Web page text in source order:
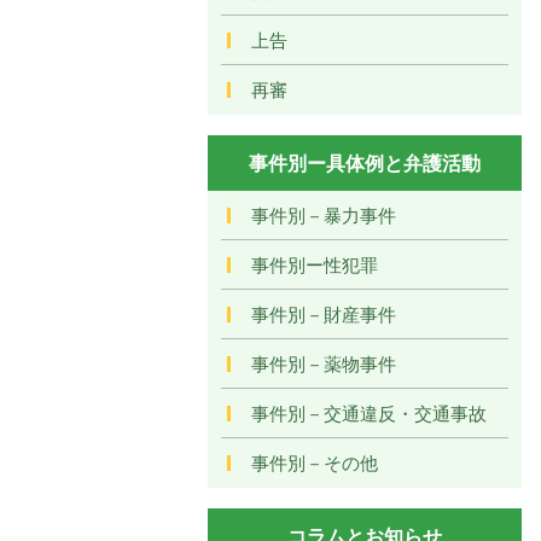
上告
再審
事件別ー具体例と弁護活動
事件別－暴力事件
事件別ー性犯罪
事件別－財産事件
事件別－薬物事件
事件別－交通違反・交通事故
事件別－その他